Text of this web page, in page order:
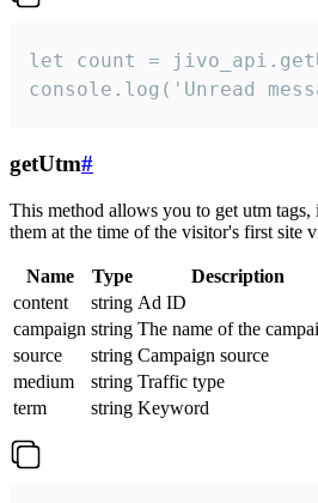
let count =
console.log('Unread
getUtm#
This method allows you to get utm
them at the time of the visitor's first site
Name Type
Description
content
string Ad ID
campaign string The name of the
source
string Campaign source
medium
string Traffic type
term
string Keyword